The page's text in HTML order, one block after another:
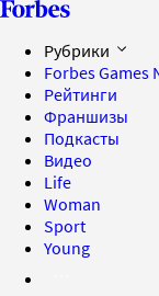
Рубрики
Forbes Games
Рейтинги
Франшизы
Подкасты
Видео
Life
Woman
Sport
Young